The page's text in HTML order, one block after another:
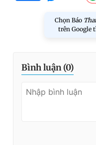
Chọn Báo
trên Google
Bình luận (0)